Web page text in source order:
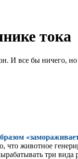
тока
И все бы ничего,
животное
три вида